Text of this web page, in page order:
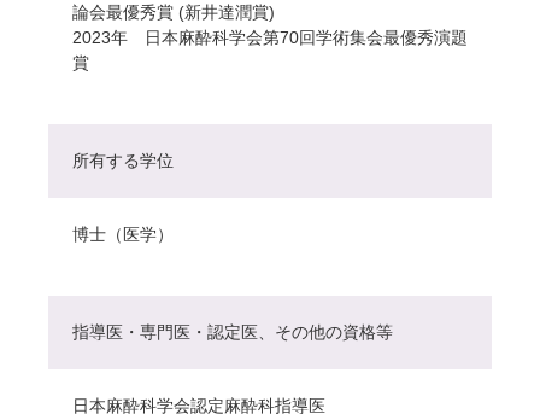
論会最優秀賞 (新井達潤賞)
2023年 日本麻酔科学会第70回学術集会最優秀演題
賞
所有する学位
博士（医学）
指導医・専門医・認定医、その他の資格等
日本麻酔科学会認定麻酔科指導医